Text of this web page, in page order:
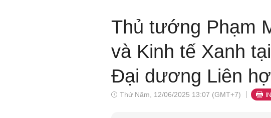
Thủ tướng Phạm
và Kinh tế Xanh
Đại dương Liên
Thứ Năm, 12/06/2025 13:07 (GMT+7)